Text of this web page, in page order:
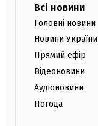
Всі новини
Головні новини
Новини України
Прямий ефір
Відеоновини
Аудіоновини
Погода